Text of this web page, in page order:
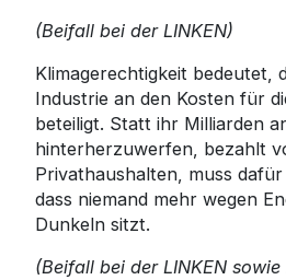
(Beifall bei der LINKEN)
Klimagerechtigkeit bedeutet,
Industrie an den Kosten für
beteiligt. Statt ihr Milliarden
hinterherzuwerfen, bezahlt
Privathaushalten, muss
dass niemand mehr wegen
Dunkeln sitzt.
(Beifall bei der LINKEN